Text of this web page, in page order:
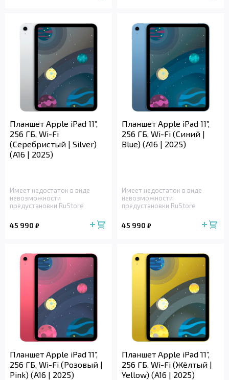
Планшет Apple iPad 11”,
256 ГБ, Wi-Fi
(Серебристый | Silver)
(A16 | 2025)
Имеет недостаток в виде
невозможности
предустановки RuStore
45 990 ₽
Планшет Apple iPad 11”,
256 ГБ, Wi-Fi (Синий |
Blue) (A16 | 2025)
Имеет недостаток в виде
невозможности
предустановки RuStore
45 990 ₽
Планшет Apple iPad 11”,
256 ГБ, Wi-Fi (Розовый |
Pink) (A16 | 2025)
Планшет Apple iPad 11”,
256 ГБ, Wi-Fi (Жёлтый |
Yellow) (A16 | 2025)